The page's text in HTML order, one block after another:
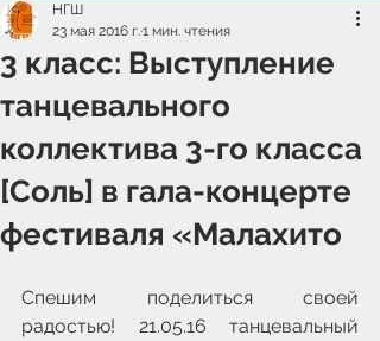
3 класс: Выступление
танцевального
коллектива 3-го класса
[Соль] в гала-концерте
фестиваля «Малахито
НГШ
23 мая 2016 г.1 мин. чтения
Спешим поделиться своей
радостью! 21.05.16 танцевальный